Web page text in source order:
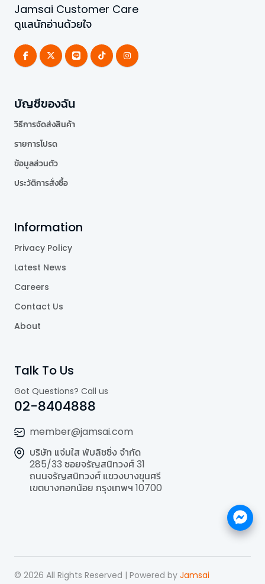
Jamsai Customer Care
ดูแลนักอ่านด้วยใจ
บัญชีของฉัน
วิธีการจัดส่งสินค้า
รายการโปรด
ข้อมูลส่วนตัว
ประวัติการสั่งซื้อ
Information
Privacy Policy
Latest News
Careers
Contact Us
About
Talk To Us
Got Questions? Call us
02-8404888
member@jamsai.com
บริษัท แจ่มใส พับลิชชิ่ง จำกัด
285/33 ซอยจรัญสนิทวงศ์ 31
ถนนจรัญสนิทวงศ์ แขวงบางขุนศรี
เขตบางกอกน้อย กรุงเทพฯ 10700
© 2026 All Rights Reserved | Powered by Jamsai